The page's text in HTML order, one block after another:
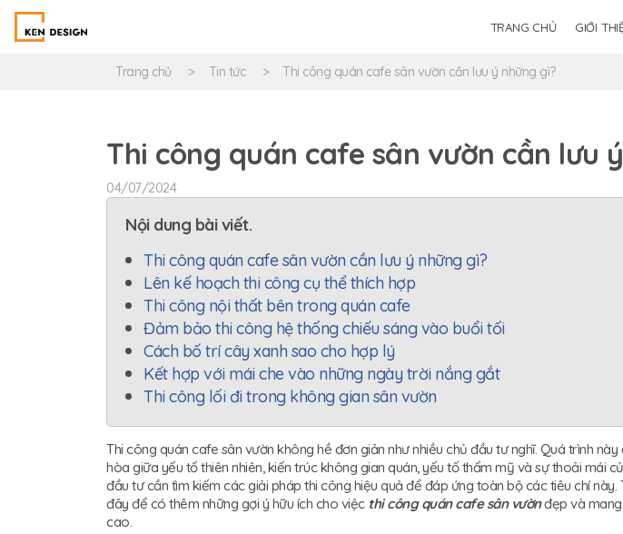
TRANG CHỦ GIỚI
Trang chủ Tin tức Thi công quán cafe sân vườn cần lưu ý những gì?
Thi công quán cafe sân vườn cần lưu
04/07/2024
Nội dung bài viết.
Thi công quán cafe sân vườn cần lưu ý những gì?
Lên kế hoạch thi công cụ thể thích hợp
Thi công nội thất bên trong quán cafe
Đảm bảo thi công hệ thống chiếu sáng vào buổi tối
Cách bố trí cây xanh sao cho hợp lý
Kết hợp với mái che vào những ngày trời nắng gắt
Thi công lối đi trong không gian sân vườn
Thi công quán cafe sân vườn không hề đơn giản như nhiều chủ đầu tư nghĩ. Quá trình
hòa giữa yếu tố thiên nhiên, kiến trúc không gian quán, yếu tố thẩm mỹ và sự thoải mái
đầu tư cần tìm kiếm các giải pháp thi công hiệu quả để đáp ứng toàn bộ các tiêu chí
đây để có thêm những gợi ý hữu ích cho việc thi công quán cafe sân vườnđẹp và
cao.